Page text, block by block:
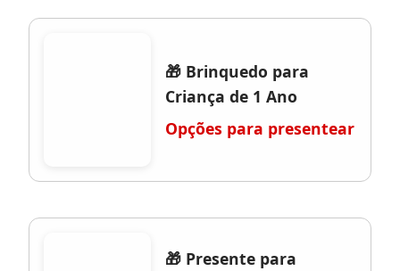
🎁 Brinquedo para
Criança de 1 Ano
Opções para presentear
🎁 Presente para